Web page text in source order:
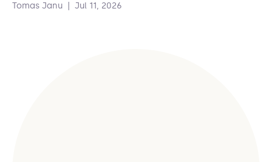
Tomas Janu Jul 11, 2026